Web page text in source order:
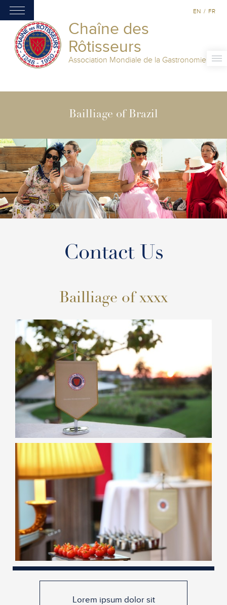
Chaîne des
Rôtisseurs
Association Mondiale de la Gastronomie
EN / FR
Bailliage of Brazil
Contact Us
Bailliage of xxxx
Lorem ipsum dolor sit